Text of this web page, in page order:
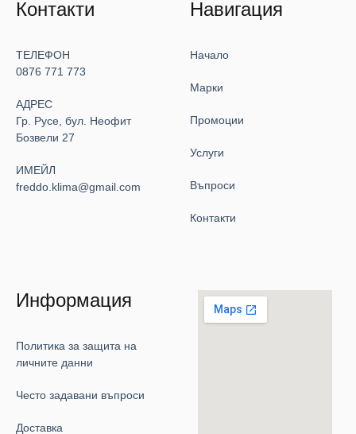
Контакти
ТЕЛЕФОН
0876 771 773
АДРЕС
Гр. Русе, бул. Неофит
Бозвели 27
ИМЕЙЛ
freddo.klima@gmail.com
Навигация
Начало
Марки
Промоции
Услуги
Въпроси
Контакти
Информация
Политика за защита на
личните данни
Често задавани въпроси
Доставка